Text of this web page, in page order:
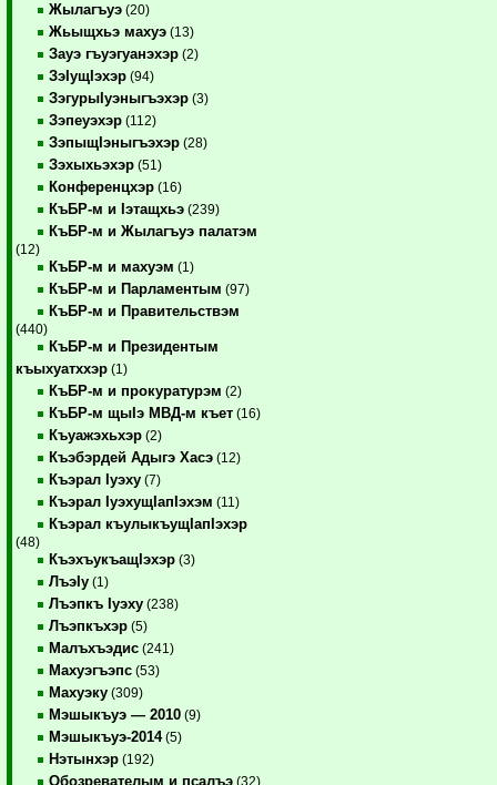
Жылагъуэ (20)
Жьыщхьэ махуэ (13)
Зауэ гъуэгуанэхэр (2)
ЗэIущIэхэр (94)
ЗэгурыIуэныгъэхэр (3)
Зэпеуэхэр (112)
ЗэпыщIэныгъэхэр (28)
Зэхыхьэхэр (51)
Конференцхэр (16)
КъБР-м и Iэтащхьэ (239)
КъБР-м и Жылагъуэ палатэм
(12)
КъБР-м и махуэм (1)
КъБР-м и Парламентым (97)
КъБР-м и Правительствэм
(440)
КъБР-м и Президентым
къыхуатххэр (1)
КъБР-м и прокуратурэм (2)
КъБР-м щыIэ МВД-м къет (16)
Къуажэхьхэр (2)
Къэбэрдей Адыгэ Хасэ (12)
Къэрал Iуэху (7)
Къэрал IуэхущIапIэхэм (11)
Къэрал къулыкъущIапIэхэр
(48)
КъэхъукъащIэхэр (3)
ЛъэIу (1)
Лъэпкъ Iуэху (238)
Лъэпкъхэр (5)
Малъхъэдис (241)
Махуэгъэпс (53)
Махуэку (309)
Мэшыкъуэ — 2010 (9)
Мэшыкъуэ-2014(5)
Нэтынхэр (192)
Обозревателым и псалъэ (32)